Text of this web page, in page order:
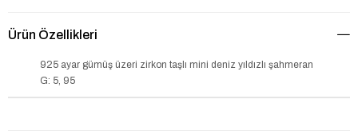
Ürün Özellikleri
925 ayar gümüş üzeri zirkon taşlı mini deniz yıldızlı şahmeran
G: 5, 95